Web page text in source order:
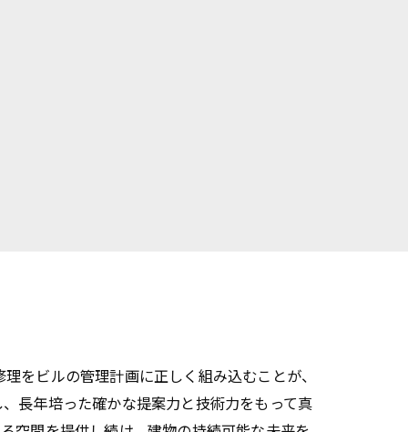
をビルの管理計画に正しく組み込むことが、
長年培った確かな提案力と技術力をもって真